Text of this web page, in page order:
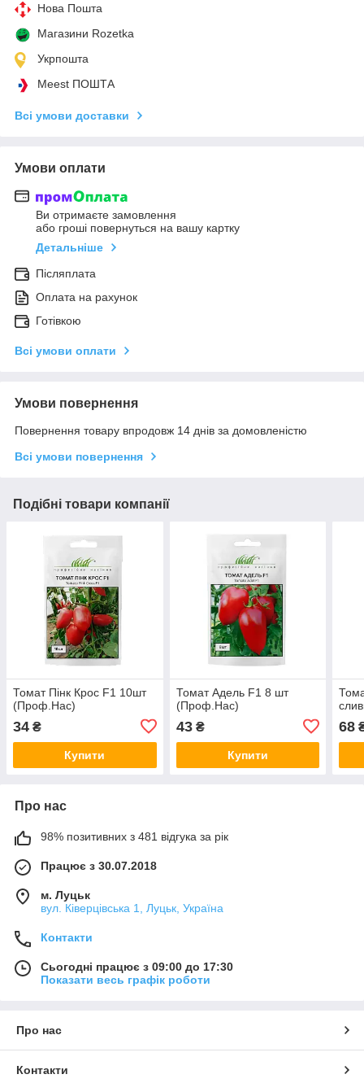
Нова Пошта
Магазини Rozetka
Укрпошта
Meest ПОШТА
Всі умови доставки
Умови оплати
Ви отримаєте замовлення
або гроші повернуться на вашу картку
Детальніше
Післяплата
Оплата на рахунок
Готівкою
Всі умови оплати
Умови повернення
Повернення товару впродовж 14 днів за домовленістю
Всі умови повернення
Подібні товари компанії
Томат Пінк Крос F1 10шт
(Проф.Нас)
34 ₴
Купити
Томат Адель F1 8 шт
(Проф.Нас)
43₴
Купити
68
Про нас
98% позитивних з 481 відгука за рік
Працює з 30.07.2018
м. Луцьк
вул. Ківерцівська 1, Луцьк, Україна
Контакти
Сьогодні працює з 09:00 до 17:30
Показати весь графік роботи
Про нас
Контакти